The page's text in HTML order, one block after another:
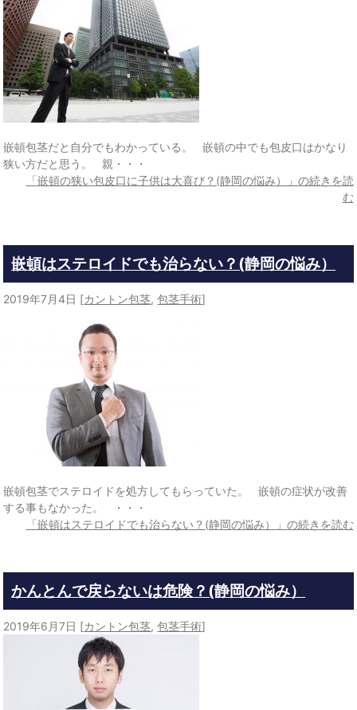
嵌頓包茎だと自分でもわかっている。 嵌頓の中でも包皮口はかなり
狭い方だと思う。 親・・・
「嵌頓の狭い包皮口に子供は大喜び？(静岡の悩み）」の続きを読
む
嵌頓はステロイドでも治らない？(静岡の悩み）
2019年7月4日 [カントン包茎,包茎手術]
嵌頓包茎でステロイドを処方してもらっていた。 嵌頓の症状が改善
する事もなかった。 ・・・
「嵌頓はステロイドでも治らない？(静岡の悩み）」の続きを読む
かんとんで戻らないは危険？(静岡の悩み）
2019年6月7日 [カントン包茎,包茎手術]